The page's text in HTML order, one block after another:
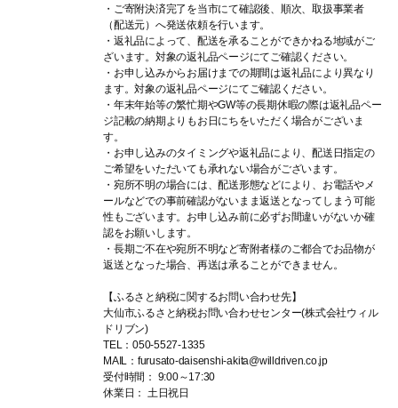
・ご寄附決済完了を当市にて確認後、順次、取扱事業者
（配送元）へ発送依頼を行います。
・返礼品によって、配送を承ることができかねる地域がご
ざいます。対象の返礼品ページにてご確認ください。
・お申し込みからお届けまでの期間は返礼品により異なり
ます。対象の返礼品ページにてご確認ください。
・年末年始等の繁忙期やGW等の長期休暇の際は返礼品ペー
ジ記載の納期よりもお日にちをいただく場合がございま
す。
・お申し込みのタイミングや返礼品により、配送日指定の
ご希望をいただいても承れない場合がございます。
・宛所不明の場合には、配送形態などにより、お電話やメ
ールなどでの事前確認がないまま返送となってしまう可能
性もございます。お申し込み前に必ずお間違いがないか確
認をお願いします。
・長期ご不在や宛所不明など寄附者様のご都合でお品物が
返送となった場合、再送は承ることができません。
【ふるさと納税に関するお問い合わせ先】
大仙市ふるさと納税お問い合わせセンター(株式会社ウィル
ドリブン)
TEL：050-5527-1335
MAIL：furusato-daisenshi-akita@willdriven.co.jp
受付時間： 9:00～17:30
休業日： 土日祝日